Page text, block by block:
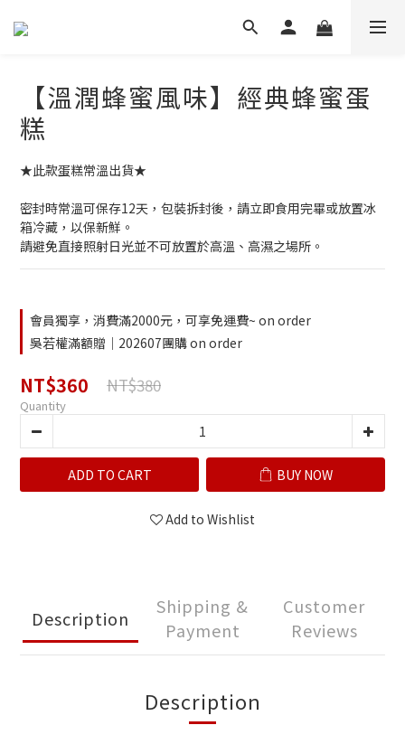
【溫潤蜂蜜風味】經典蜂蜜蛋
糕
★此款蛋糕常溫出貨★
密封時常溫可保存12天，包裝拆封後，請立即食用完畢或放置冰
箱冷藏，以保新鮮。
請避免直接照射日光並不可放置於高溫、高濕之場所。
會員獨享，消費滿2000元，可享免運費~ on order
吳若權滿額贈｜202607團購 on order
NT$360 NT$380
Quantity
ADD TO CART BUY NOW
Add to Wishlist
Description
Shipping &
Payment
Customer
Reviews
Description